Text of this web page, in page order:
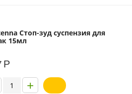
Стоп-зуд суспензия для
15мл
Р
+